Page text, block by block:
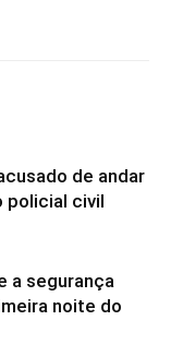
de andar
policial civil
a segurança
noite do